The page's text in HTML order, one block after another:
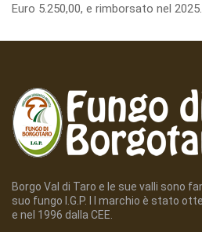
Euro 5.250,00, e rimborsato nel 2025.
Borgo Val di Taro e le sue valli sono
suo fungo I.G.P. I l marchio è stato
e nel 1996 dalla CEE.